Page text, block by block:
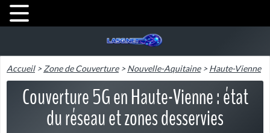
Accueil>Zone de Couverture>Nouvelle-Aquitaine>Haute-Vienne
Couverture 5G en Haute-Vienne : état
du réseau et zones desservies